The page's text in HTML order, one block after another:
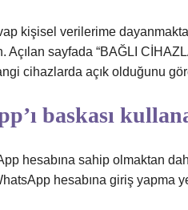
kişisel verilerime
Açılan sayfada “BAĞLI
cihazlarda açık olduğunu
baskası
hesabına sahip olmaktan
hesabına giriş yapma